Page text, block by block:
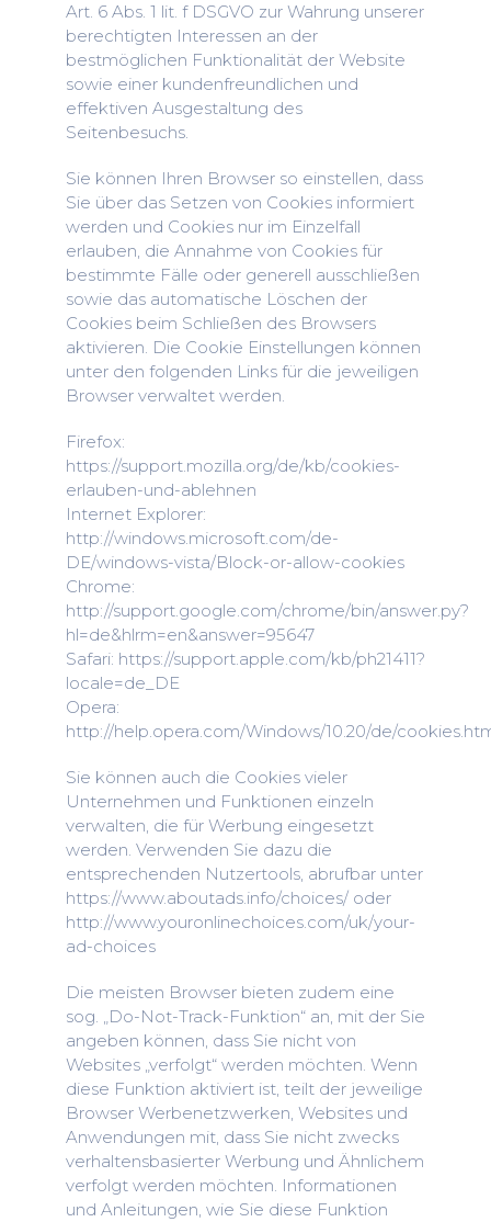
Art. 6 Abs. 1 lit. f DSGVO zur Wahrung unserer
berechtigten Interessen an der
bestmöglichen Funktionalität der Website
sowie einer kundenfreundlichen und
effektiven Ausgestaltung des
Seitenbesuchs.
Sie können Ihren Browser so einstellen, dass
Sie über das Setzen von Cookies informiert
werden und Cookies nur im Einzelfall
erlauben, die Annahme von Cookies für
bestimmte Fälle oder generell ausschließen
sowie das automatische Löschen der
Cookies beim Schließen des Browsers
aktivieren. Die Cookie Einstellungen können
unter den folgenden Links für die jeweiligen
Browser verwaltet werden.
Firefox:
https://support.mozilla.org/de/kb/cookies-
erlauben-und-ablehnen
Internet Explorer:
http://windows.microsoft.com/de-
DE/windows-vista/Block-or-allow-cookies
Chrome:
http://support.google.com/chrome/bin/answer.py?
hl=de&hlrm=en&answer=95647
Safari: https://support.apple.com/kb/ph21411?
locale=de_DE
Opera:
http://help.opera.com/Windows/10.20/de/
Sie können auch die Cookies vieler
Unternehmen und Funktionen einzeln
verwalten, die für Werbung eingesetzt
werden. Verwenden Sie dazu die
entsprechenden Nutzertools, abrufbar unter
https://www.aboutads.info/choices/ oder
http://www.youronlinechoices.com/uk/your-
ad-choices
Die meisten Browser bieten zudem eine
sog. „Do-Not-Track-Funktion“ an, mit der Sie
angeben können, dass Sie nicht von
Websites „verfolgt“ werden möchten. Wenn
diese Funktion aktiviert ist, teilt der jeweilige
Browser Werbenetzwerken, Websites und
Anwendungen mit, dass Sie nicht zwecks
verhaltensbasierter Werbung und Ähnlichem
verfolgt werden möchten. Informationen
und Anleitungen, wie Sie diese Funktion